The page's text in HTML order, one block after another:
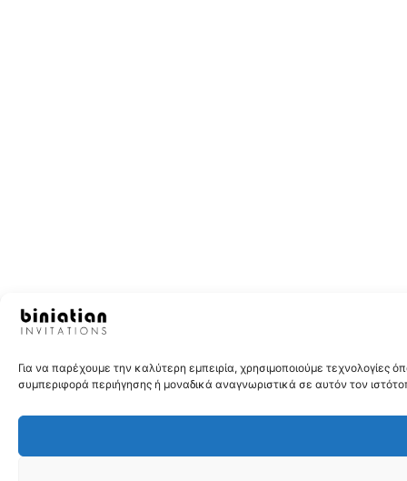
Για να παρέχουμε την καλύτερη εμπειρία, χρησιμοποιούμε
συμπεριφορά περιήγησης ή μοναδικά αναγνωριστικά σε αυτόν τον